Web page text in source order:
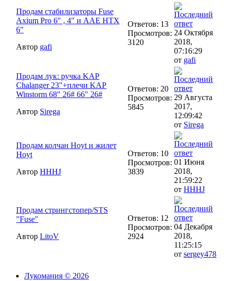
Продам стабилизаторы Fuse
Axium Pro 6" , 4" и AAE HTX
6"
Автор gafi
Ответов: 13
Просмотров:
3120
24 Октября
2018,
07:16:29
от gafi
Продам лук: ручка KAP
Chalanger 23"+плечи KAP
Winstorm 68" 26# 66" 26#
Автор Sirega
Ответов: 20
Просмотров:
5845
29 Августа
2017,
12:09:42
от Sirega
Продам колчан Hoyt и жилет
Hoyt
Автор HHHJ
Ответов: 10
Просмотров:
3839
01 Июня
2018,
21:59:22
от HHHJ
Продам стрингстопер/STS
"Fuse"
Автор LitoV
Ответов: 12
Просмотров:
2924
04 Декабря
2018,
11:25:15
от sergey478
Лукомания © 2026